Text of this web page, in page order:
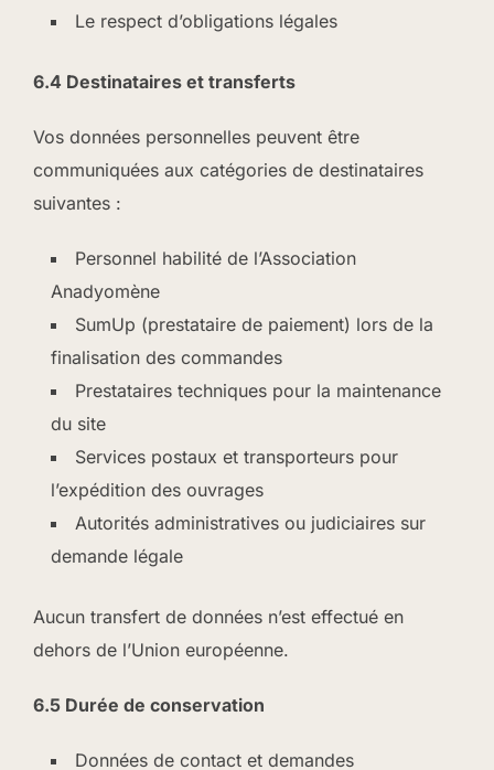
Le respect d’obligations légales
6.4 Destinataires et transferts
Vos données personnelles peuvent être
communiquées aux catégories de destinataires
suivantes :
Personnel habilité de l’Association
Anadyomène
SumUp (prestataire de paiement) lors de la
finalisation des commandes
Prestataires techniques pour la maintenance
du site
Services postaux et transporteurs pour
l’expédition des ouvrages
Autorités administratives ou judiciaires sur
demande légale
Aucun transfert de données n’est effectué en
dehors de l’Union européenne.
6.5 Durée de conservation
Données de contact et demandes